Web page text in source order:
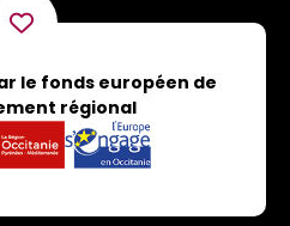
le fonds européen de
régional